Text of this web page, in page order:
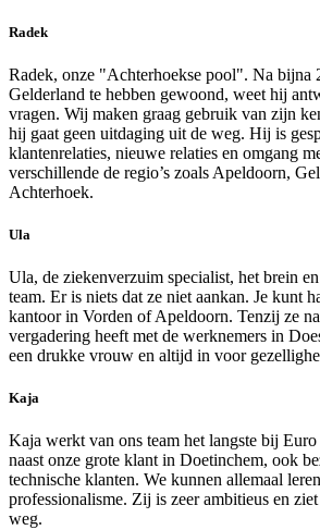
Radek
Radek, onze "Achterhoekse pool". Na bijna
Gelderland te hebben gewoond, weet hij
vragen. Wij maken graag gebruik van zijn
hij gaat geen uitdaging uit de weg. Hij is
klantenrelaties, nieuwe relaties en omgang
verschillende de regio’s zoals Apeldoorn,
Achterhoek.
Ula
Ula, de ziekenverzuim specialist, het brein
team. Er is niets dat ze niet aankan. Je kunt
kantoor in Vorden of Apeldoorn. Tenzij ze
vergadering heeft met de werknemers in
een drukke vrouw en altijd in voor
Kaja
Kaja werkt van ons team het langste bij
naast onze grote klant in Doetinchem, ook
technische klanten. We kunnen allemaal
professionalisme. Zij is zeer ambitieus en
weg.